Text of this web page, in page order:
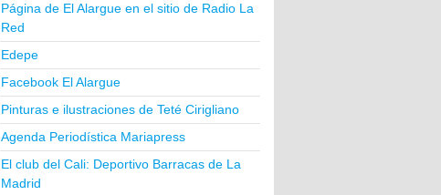
Página de El Alargue en el sitio de Radio La
Red
Edepe
Facebook El Alargue
Pinturas e ilustraciones de Teté Cirigliano
Agenda Periodística Mariapress
El club del Cali: Deportivo Barracas de La
Madrid